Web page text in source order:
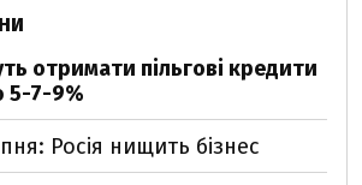
отримати пільгові кредити
5-7-9%
Росія нищить бізнес